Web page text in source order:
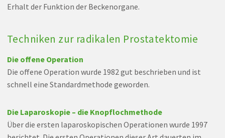
Erhalt der Funktion der Beckenorgane.
Techniken zur radikalen Prostatektomie
Die offene Operation
Die offene Operation wurde 1982 gut beschrieben und ist
schnell eine Standardmethode geworden.
Die Laparoskopie – die Knopflochmethode
Über die ersten laparoskopischen Operationen wurde 1997